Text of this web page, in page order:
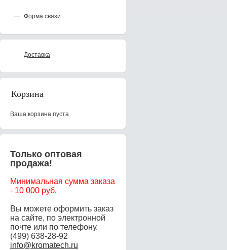
Форма связи
Доставка
Корзина
Ваша корзина пуста
Только оптовая
продажа!
Минимальная сумма заказа
- 10 000 руб.
Вы можете оформить заказ
на сайте, по электронной
почте или по телефону.
(499) 638-28-92
info@kromatech.ru